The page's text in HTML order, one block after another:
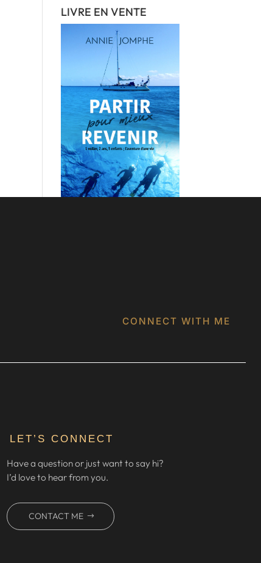
LIVRE EN VENTE
CONNECT WITH ME
LET’S CONNECT
Have a question or just want to say hi?
I’d love to hear from you.
CONTACT ME